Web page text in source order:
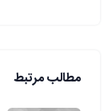
مطالب مرتبط